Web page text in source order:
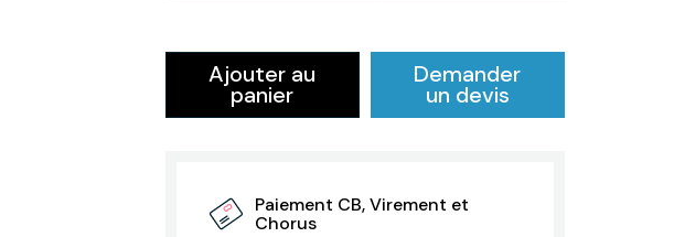
Ajouter au
panier
Demander
un devis
Paiement CB, Virement et
Chorus